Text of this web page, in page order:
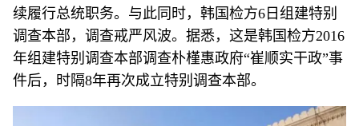
续履行总统职务。与此同时，韩国检方6日组建特别
调查本部，调查戒严风波。据悉，这是韩国检方2016
年组建特别调查本部调查朴槿惠政府“崔顺实干政”事
件后，时隔8年再次成立特别调查本部。